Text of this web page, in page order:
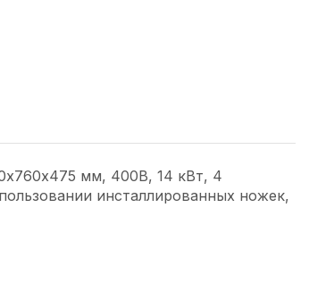
мм, 400В, 14 кВт, 4
инсталлированных ножек,